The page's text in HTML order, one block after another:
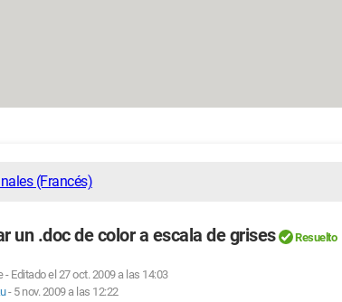
(Francés)
un .doc de color a escala de grises Resuelto
- Editado el 27 oct. 2009 a las 14:03
- 5 nov. 2009 a las 12:22